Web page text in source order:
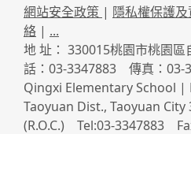
網站安全政策 | 隱私權保護
絡 | ...
地 址： 330015桃園市桃園區
話：03-3347883 傳真：03-
Qingxi Elementary School |
Taoyuan Dist., Taoyuan City
(R.O.C.) Tel:03-3347883